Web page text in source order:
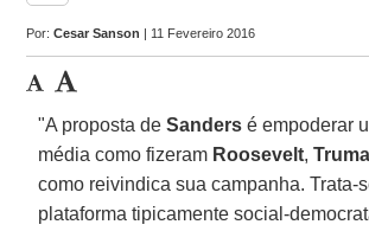
Por:Cesar Sanson | 11 Fevereiro 2016
"A proposta deSanders é empoderar
média como fizeram Roosevelt,
como reivindica sua campanha. Trata-
plataforma tipicamente social-